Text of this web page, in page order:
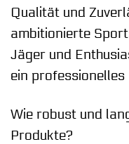
Qualität und
ambitionierte
Jäger und
ein professionelles
Wie robust und
Produkte?